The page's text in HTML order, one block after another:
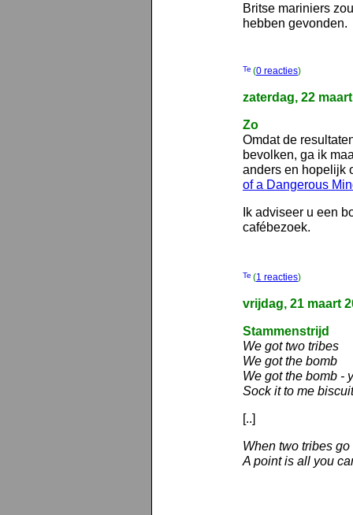
Britse mariniers
hebben gevonden.
(0 reacties)
zaterdag, 22
Zo
Omdat de
bevolken, ga ik
anders en hopelijk
of a Dangerous
Ik adviseer u een
cafébezoek.
(1 reacties)
vrijdag, 21 maart
Stammenstrijd
We got two tribes
We got the bomb
We got the bomb -
Sock it to me
[..]
When two tribes go
A point is all you